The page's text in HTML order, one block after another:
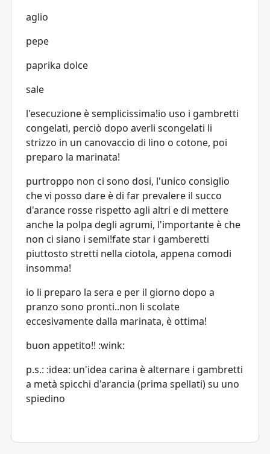
aglio
pepe
paprika dolce
sale
l'esecuzione è semplicissima!io uso i gambretti
congelati, perciò dopo averli scongelati li
strizzo in un canovaccio di lino o cotone, poi
preparo la marinata!
purtroppo non ci sono dosi, l'unico consiglio
che vi posso dare è di far prevalere il succo
d'arance rosse rispetto agli altri e di mettere
anche la polpa degli agrumi, l'importante è che
non ci siano i semi!fate star i gamberetti
piuttosto stretti nella ciotola, appena comodi
insomma!
io li preparo la sera e per il giorno dopo a
pranzo sono pronti..non li scolate
eccesivamente dalla marinata, è ottima!
buon appetito!! :wink:
p.s.: :idea: un'idea carina è alternare i gambretti
a metà spicchi d'arancia (prima spellati) su uno
spiedino